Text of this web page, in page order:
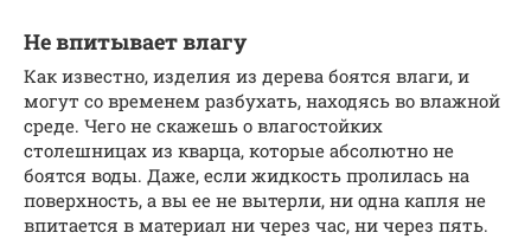
Не впитывает влагу
Как известно, изделия из дерева боятся влаги, и
могут со временем разбухать, находясь во влажной
среде. Чего не скажешь о влагостойких
столешницах из кварца, которые абсолютно не
боятся воды. Даже, если жидкость пролилась на
поверхность, а вы ее не вытерли, ни одна капля не
впитается в материал ни через час, ни через пять.